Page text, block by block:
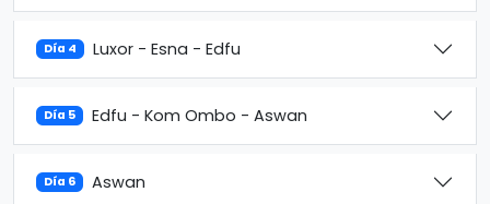
Día 4 Luxor - Esna - Edfu
Día 5 Edfu - Kom Ombo - Aswan
Día 6 Aswan